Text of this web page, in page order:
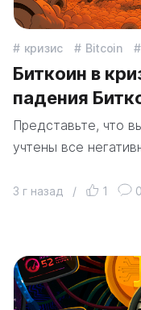
кризис Bitcoin
Биткоин в
падения
Представьте, что
учтены все
3 г назад / 1 0